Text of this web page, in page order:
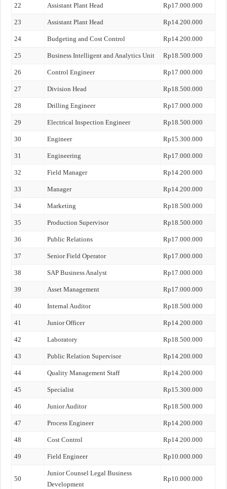
22 Assistant Plant Head Rp17.000.000
23 Assistant Plant Head Rp14.200.000
24 Budgeting and Cost Control Rp14.200.000
25 Business Intelligent and Analytics Unit Rp18.500.000
26 Control Engineer Rp17.000.000
27 Division Head Rp18.500.000
28 Drilling Engineer Rp17.000.000
29 Electrical Inspection Engineer Rp18.500.000
30 Engineer Rp15.300.000
31 Engineering Rp17.000.000
32 Field Manager Rp14.200.000
33 Manager Rp14.200.000
34 Marketing Rp18.500.000
35 Production Supervisor Rp18.500.000
36 Public Relations Rp17.000.000
37 Senior Field Operator Rp17.000.000
38 SAP Business Analyst Rp17.000.000
39 Asset Management Rp17.000.000
40 Internal Auditor Rp18.500.000
41 Junior Officer Rp14.200.000
42 Laboratory Rp18.500.000
43 Public Relation Supervisor Rp14.200.000
44 Quality Management Staff Rp14.200.000
45 Specialist Rp15.300.000
46 Junior Auditor Rp18.500.000
47 Process Engineer Rp14.200.000
48 Cost Control Rp14.200.000
49 Field Engineer Rp10.000.000
50
Junior Counsel Legal Business
Development
Rp10.000.000